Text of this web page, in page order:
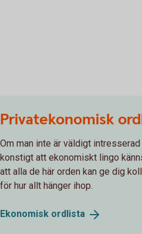
Privatekonomisk
Om man inte är väldigt
konstigt att ekonomiskt lingo
att alla de här orden kan ge dig
för hur allt hänger ihop.
Ekonomisk ordlista